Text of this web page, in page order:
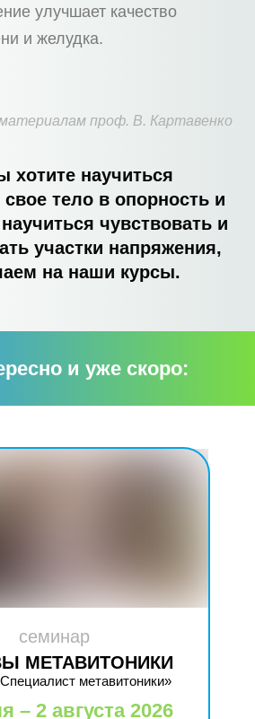
улучшает качество
и желудка.
проф. В. Картавенко
хотите научиться
тело в опорность и
чувствовать и
участки напряжения,
на наши курсы.
и уже скоро:
семинар
МЕТАВИТОНИКИ
метавитоники»
– 2 августа 2026